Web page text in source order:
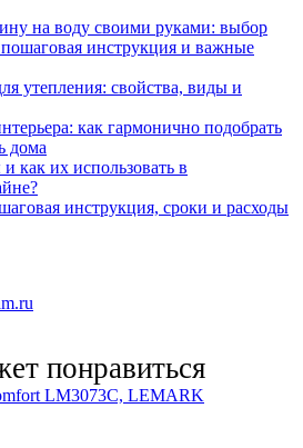
на воду своими руками: выбор
инструкция и важные
утепления: свойства, виды и
как гармонично подобрать
дома
как их использовать в
инструкция, сроки и расходы
понравиться
LM3073C, LEMARK